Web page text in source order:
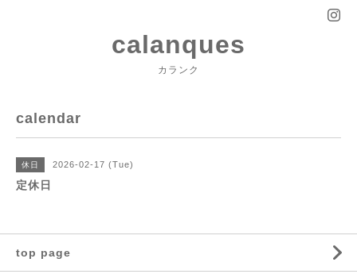
calanques
カランク
calendar
休日 2026-02-17 (Tue)
定休日
top page